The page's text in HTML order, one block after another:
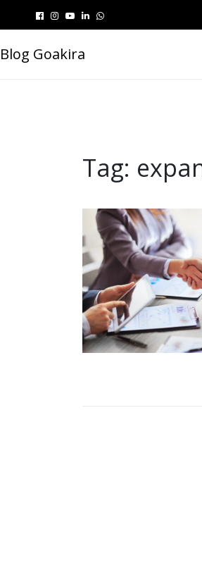
Blog Goakira
Tag: